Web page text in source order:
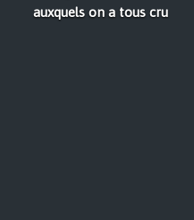
auxquels on a tous cru